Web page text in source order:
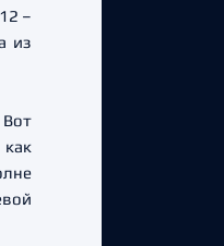
–
из
Вот